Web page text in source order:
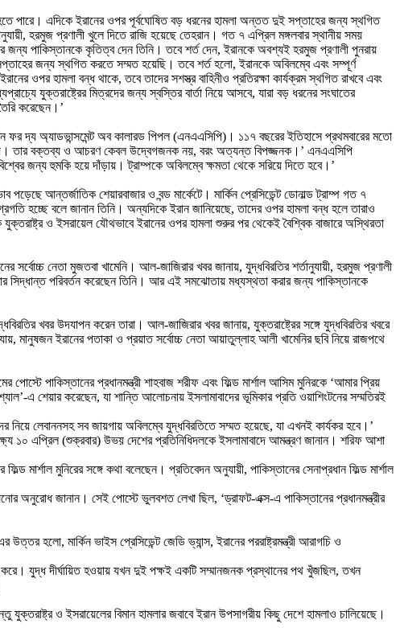
পারে। এদিকে ইরানের ওপর পূর্বঘোষিত বড় ধরনের হামলা অন্তত দুই সপ্তাহের জন্য স্থগিত
হরমুজ প্রণালী খুলে দিতে রাজি হয়েছে তেহরান। গত ৭ এপ্রিল মঙ্গলবার স্থানীয় সময়
জন্য পাকিস্তানকে কৃতিত্ব দেন তিনি। তবে শর্ত দেন, ইরানকে অবশ্যই হরমুজ প্রণালী পুনরায়
সপ্তাহের জন্য স্থগিত করতে সম্মত হয়েছি। তবে শর্ত হলো, ইরানকে অবিলম্বে এবং সম্পূর্ণ
ওপর হামলা বন্ধ থাকে, তবে তাদের সশস্ত্র বাহিনীও প্রতিরক্ষা কার্যক্রম স্থগিত রাখবে এবং
যুক্তরাষ্ট্রের মিত্রদের জন্য স্বস্তির বার্তা নিয়ে আসবে, যারা বড় ধরনের সংঘাতের
করেছেন।’
ফর দ্য অ্যাডভান্সমেন্ট অব কালারড পিপল (এনএএসিপি)। ১১৭ বছরের ইতিহাসে প্রথমবারের মতো
তার বক্তব্য ও আচরণ কেবল উদ্বেগজনক নয়, বরং অত্যন্ত বিপজ্জনক।’ এনএএসিপি
জন্য হুমকি হয়ে দাঁড়ায়। ট্রাম্পকে অবিলম্বে ক্ষমতা থেকে সরিয়ে দিতে হবে।’
আন্তর্জাতিক শেয়ারবাজার ও বন্ড মার্কেটে। মার্কিন প্রেসিডেন্ট ডোনাল্ড ট্রাম্প গত ৭
হচ্ছে বলে জানান তিনি। অন্যদিকে ইরান জানিয়েছে, তাদের ওপর হামলা বন্ধ হলে তারাও
ও ইসরায়েল যৌথভাবে ইরানের ওপর হামলা শুরুর পর থেকেই বৈশ্বিক বাজারে অস্থিরতা
নেতা মুজতবা খামেনি। আল-জাজিরার খবর জানায়, যুদ্ধবিরতির শর্তানুযায়ী, হরমুজ প্রণালী
সিদ্ধান্ত পরিবর্তন করেছেন তিনি। আর এই সমঝোতায় মধ্যস্থতা করার জন্য পাকিস্তানকে
খবর উদযাপন করেন তারা। আল-জাজিরার খবর জানায়, যুক্তরাষ্ট্রের সঙ্গে যুদ্ধবিরতির খবরে
মানুষজন ইরানের পতাকা ও প্রয়াত সর্বোচ্চ নেতা আয়াতুল্লাহ আলী খামেনির ছবি নিয়ে রাজপথে
পোস্টে পাকিস্তানের প্রধানমন্ত্রী শাহবাজ শরীফ এবং ফিল্ড মার্শাল আসিম মুনিরকে ‘আমার প্রিয়
এ শেয়ার করেছেন, যা শান্তি আলোচনায় ইসলামাবাদের ভূমিকার প্রতি ওয়াশিংটনের সম্মতিরই
নিয়ে লেবাননসহ সব জায়গায় অবিলম্বে যুদ্ধবিরতিতে সম্মত হয়েছে, যা এখনই কার্যকর হবে।’
১০ এপ্রিল (শুক্রবার) উভয় দেশের প্রতিনিধিদলকে ইসলামাবাদে আমন্ত্রণ জানান। শরিফ আশা
মার্শাল মুনিরের সঙ্গে কথা বলেছেন। প্রতিবেদন অনুযায়ী, পাকিস্তানের সেনাপ্রধান ফিল্ড মার্শাল
অনুরোধ জানান। সেই পোস্টে ভুলবশত লেখা ছিল, ‘ড্রাফট-এক্স-এ পাকিস্তানের প্রধানমন্ত্রীর
হলো, মার্কিন ভাইস প্রেসিডেন্ট জেডি ভ্যান্স, ইরানের পররাষ্ট্রমন্ত্রী আরাগচি ও
করে। যুদ্ধ দীর্ঘায়িত হওয়ায় যখন দুই পক্ষই একটি সম্মানজনক প্রস্থানের পথ খুঁজছিল, তখন
ও ইসরায়েলের বিমান হামলার জবাবে ইরান উপসাগরীয় কিছু দেশে হামলাও চালিয়েছে।